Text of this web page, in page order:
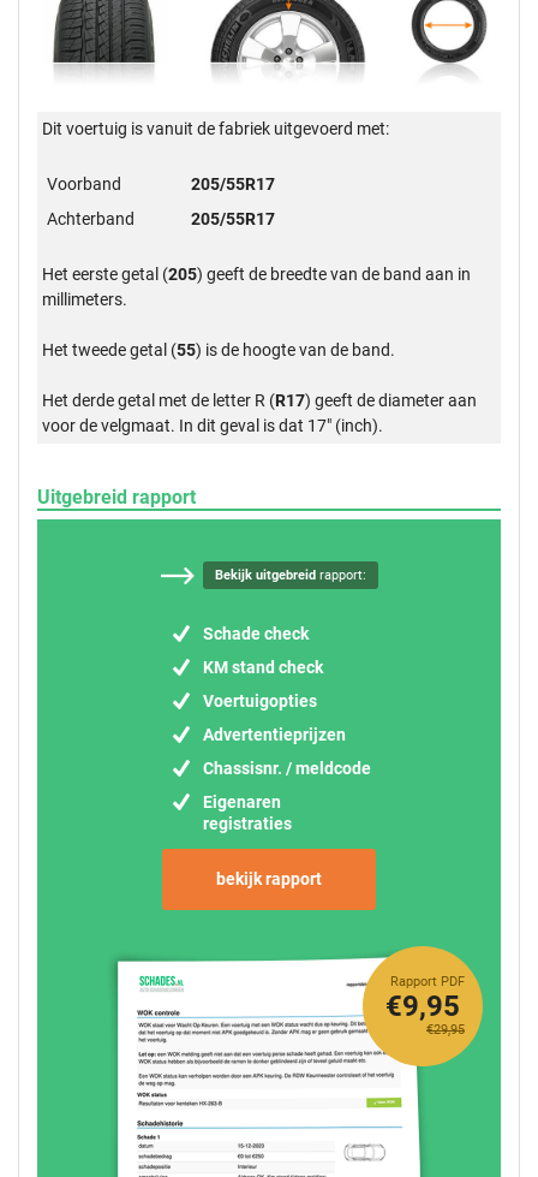
Dit voertuig is vanuit de fabriek uitgevoerd met:
Voorband
205/55R17
Achterband
205/55R17
Het eerste getal (205) geeft de breedte van de band aan in
millimeters.
Het tweede getal (55) is de hoogte van de band.
Het derde getal met de letter R (R17) geeft de diameter aan
voor de velgmaat. In dit geval is dat 17" (inch).
Uitgebreid rapport
Bekijk uitgebreid rapport:
Schade check
KM stand check
Voertuigopties
Advertentieprijzen
Chassisnr. / meldcode
Eigenaren
registraties
bekijk rapport
Rapport PDF
€29,95
€9,95